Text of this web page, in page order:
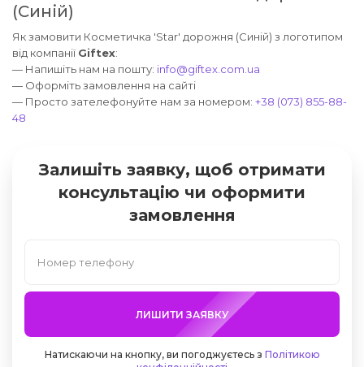
(Синій)
Як замовити Косметичка 'Star' дорожня (Синій) з логотипом
від компанії Giftex:
— Напишіть нам на пошту: info@giftex.com.ua
— Оформіть замовлення на сайті
— Просто зателефонуйте нам за номером: +38 (073) 855-88-
48
Залишіть заявку, щоб отримати
консультацію чи оформити
замовлення
ЛИШИТИ ЗАЯВКУ
Натискаючи на кнопку, ви погоджуєтесь з Політикою